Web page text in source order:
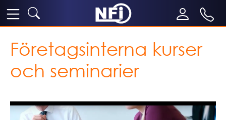
Företagsinterna kurser
och seminarier